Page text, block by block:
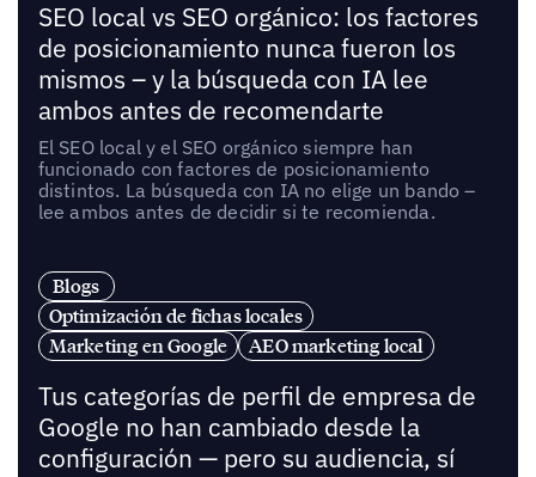
SEO local vs SEO orgánico: los factores
de posicionamiento nunca fueron los
mismos – y la búsqueda con IA lee
ambos antes de recomendarte
El SEO local y el SEO orgánico siempre han
funcionado con factores de posicionamiento
distintos. La búsqueda con IA no elige un bando –
lee ambos antes de decidir si te recomienda.
Blogs
Optimización de fichas locales
Marketing en Google
AEO marketing local
Tus categorías de perfil de empresa de
Google no han cambiado desde la
configuración — pero su audiencia, sí